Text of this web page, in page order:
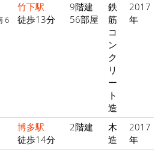
6
竹下駅
徒歩13分
9階建
56部屋
鉄
筋
コ
ン
ク
リ
ー
ト
造
2017
年
博多駅
徒歩14分
2階建
木
造
2017
年